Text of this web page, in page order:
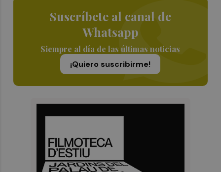
Suscríbete al canal de
Whatsapp
Siempre al día de las últimas noticias
¡Quiero suscribirme!